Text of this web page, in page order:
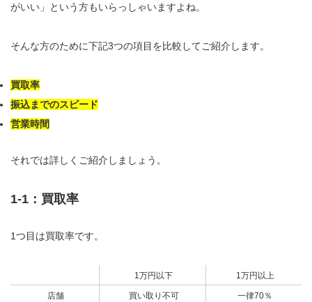
がいい」という方もいらっしゃいますよね。
そんな方のために下記3つの項目を比較してご紹介します。
買取率
振込までのスピード
営業時間
それでは詳しくご紹介しましょう。
1-1：買取率
1つ目は買取率です。
1万円以下 1万円以上
店舗 買い取り不可 一律70％